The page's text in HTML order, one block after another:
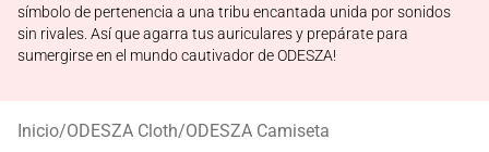
símbolo de pertenencia a una tribu encantada unida por sonidos
sin rivales. Así que agarra tus auriculares y prepárate para
sumergirse en el mundo cautivador de ODESZA!
Inicio/ODESZA Cloth/ODESZA Camiseta